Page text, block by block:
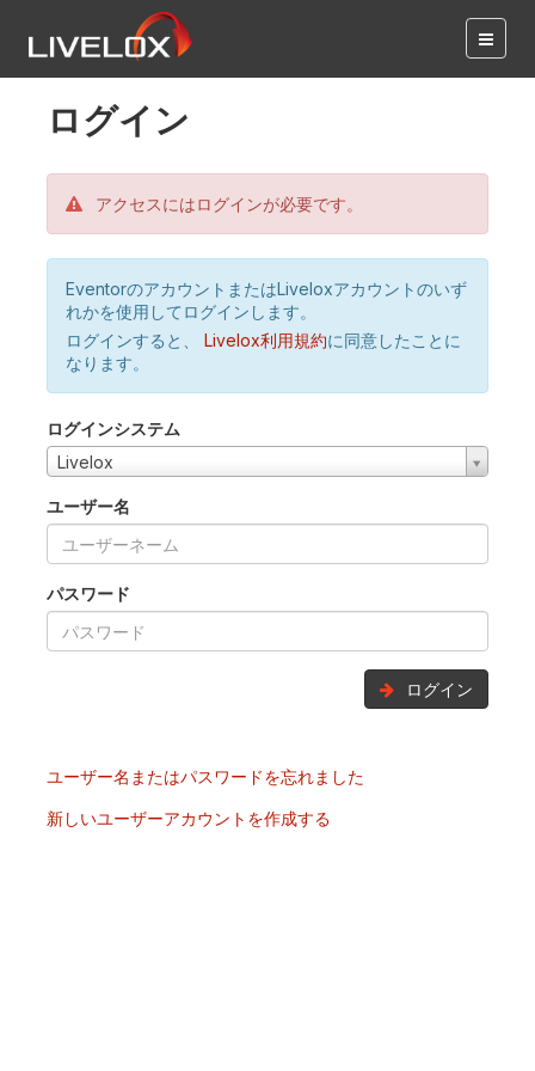
ログイン
アクセスにはログインが必要です。
EventorのアカウントまたはLiveloxアカウントのいず
れかを使用してログインします。
ログインすると、
Livelox利用規約に同意したことに
なります。
ログインシステム
Livelox
ユーザー名
パスワード
ログイン
ユーザー名またはパスワードを忘れました
新しいユーザーアカウントを作成する